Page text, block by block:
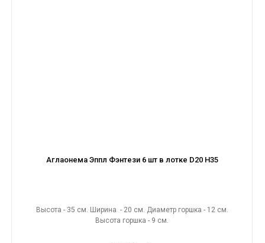
Аглаонема Эппл Фэнтези 6 шт в лотке D20 H35
Высота - 35 см. Ширина - 20 см. Диаметр горшка - 12 см.
Высота горшка - 9 см.